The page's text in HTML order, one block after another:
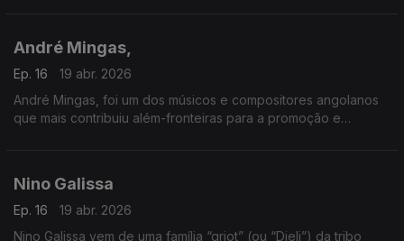
André Mingas,
Ep. 16
19 abr. 2026
André Mingas, foi um dos músicos e compositores angolanos
que mais contribuiu além-fronteiras para a promoção e
Nino Galissa
Ep. 16
19 abr. 2026
Nino Galissa vem de uma família “griot” (ou “Djeli”) da tribo